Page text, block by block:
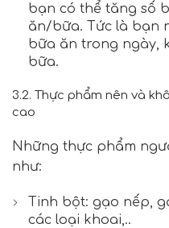
bạn có thể tăng số
ăn/bữa. Tức là bạn
bữa ăn trong ngày,
bữa.
3.2. Thực phẩm nên và
cao
Những thực phẩm
như:
Tinh bột: gạo nếp,
các loại khoai,..